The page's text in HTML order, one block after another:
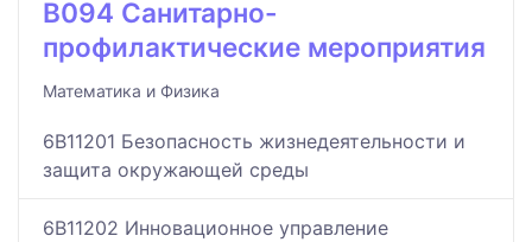
B094 Санитарно-
профилактические мероприятия
Математика и Физика
6B11201 Безопасность жизнедеятельности и
защита окружающей среды
6B11202 Инновационное управление